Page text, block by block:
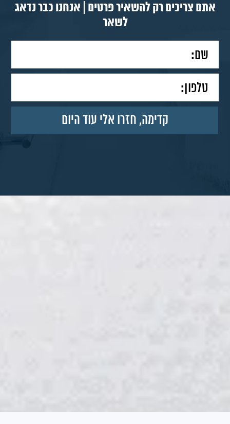
אתם צריכים רק להשאיר פרטים | אנחנו כבר נדאג
לשאר